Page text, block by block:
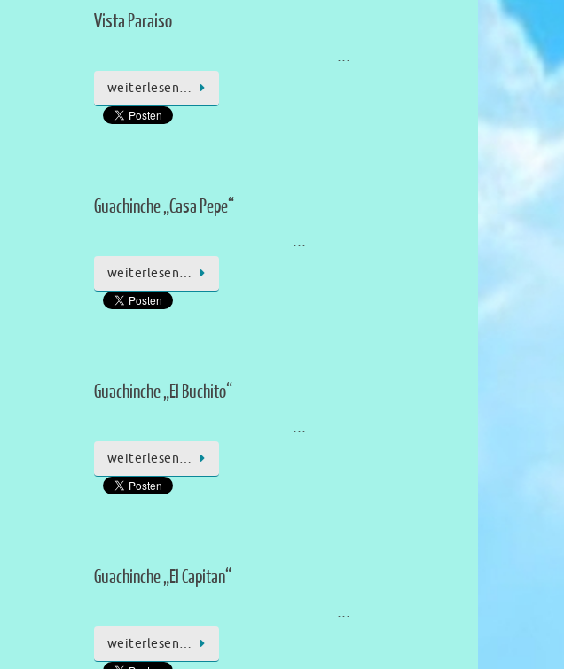
Vista Paraiso
…
weiterlesen…
Guachinche „Casa Pepe“
…
weiterlesen…
Guachinche „El Buchito“
…
weiterlesen…
Guachinche „El Capitan“
…
weiterlesen…